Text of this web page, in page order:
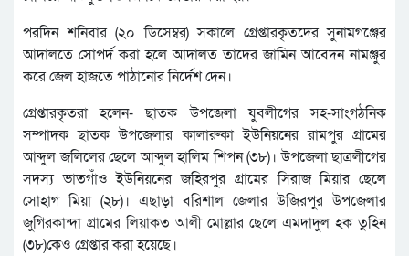
পরদিন শনিবার (২০ ডিসেম্বর) সকালে গ্রেপ্তারকৃতদের সুনামগঞ্জের
আদালতে সোপর্দ করা হলে আদালত তাদের জামিন আবেদন নামঞ্জুর
করে জেল হাজতে পাঠানোর নির্দেশ দেন।
গ্রেপ্তারকৃতরা হলেন- ছাতক উপজেলা যুবলীগের সহ-সাংগঠনিক
সম্পাদক ছাতক উপজেলার কালারুকা ইউনিয়নের রামপুর গ্রামের
আব্দুল জলিলের ছেলে আব্দুল হালিম শিপন (৩৮)। উপজেলা ছাত্রলীগের
সদস্য ভাতগাঁও ইউনিয়নের জহিরপুর গ্রামের সিরাজ মিয়ার ছেলে
সোহাগ মিয়া (২৮)। এছাড়া বরিশাল জেলার উজিরপুর উপজেলার
জুগিরকান্দা গ্রামের লিয়াকত আলী মোল্লার ছেলে এমদাদুল হক তুহিন
(৩৮)কেও গ্রেপ্তার করা হয়েছে।